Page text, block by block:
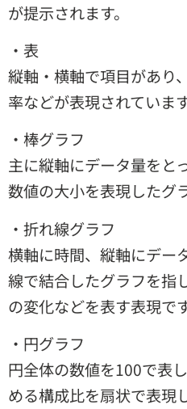
が提示されます。
・表
縦軸・横軸で項目があり
率などが表現されています
・棒グラフ
主に縦軸にデータ量をと
数値の大小を表現したグ
・折れ線グラフ
横軸に時間、縦軸にデー
線で結合したグラフを指
の変化などを表す表現です
・円グラフ
円全体の数値を100で表
める構成比を扇状で表現